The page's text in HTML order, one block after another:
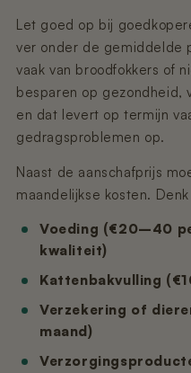
Let goed op bij
ver onder de gemiddelde
vaak van broodfokkers of
besparen op
en dat levert op termijn
gedragsproblemen op.
Naast de aanschafprijs
maandelijkse kosten. Denk
Voeding (€20–40
kwaliteit)
Kattenbakvulling
Verzekering of
maand)